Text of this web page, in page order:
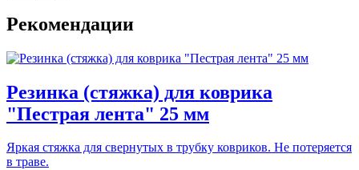
Рекомендации
Резинка (стяжка) для коврика
"Пестрая лента" 25 мм
Яркая стяжка для свернутых в трубку ковриков. Не потеряется
в траве.